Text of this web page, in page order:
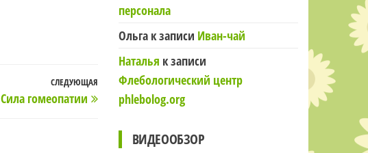
Следующая
запись
СЛЕДУЮЩАЯ
Сила гомеопатии
персонала
Ольгак записи Иван-чай
Наталья к записи
Флебологический центр
phlebolog.org
ВИДЕООБЗОР